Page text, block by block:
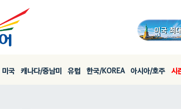
미국 캐나다/중남미 유럽 한국/KOREA 아시아/호주 시